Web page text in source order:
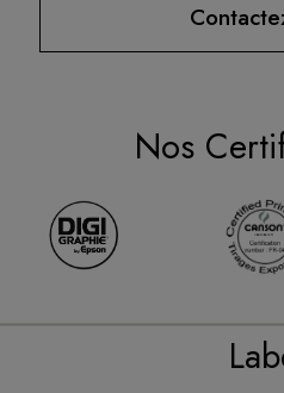
Nos